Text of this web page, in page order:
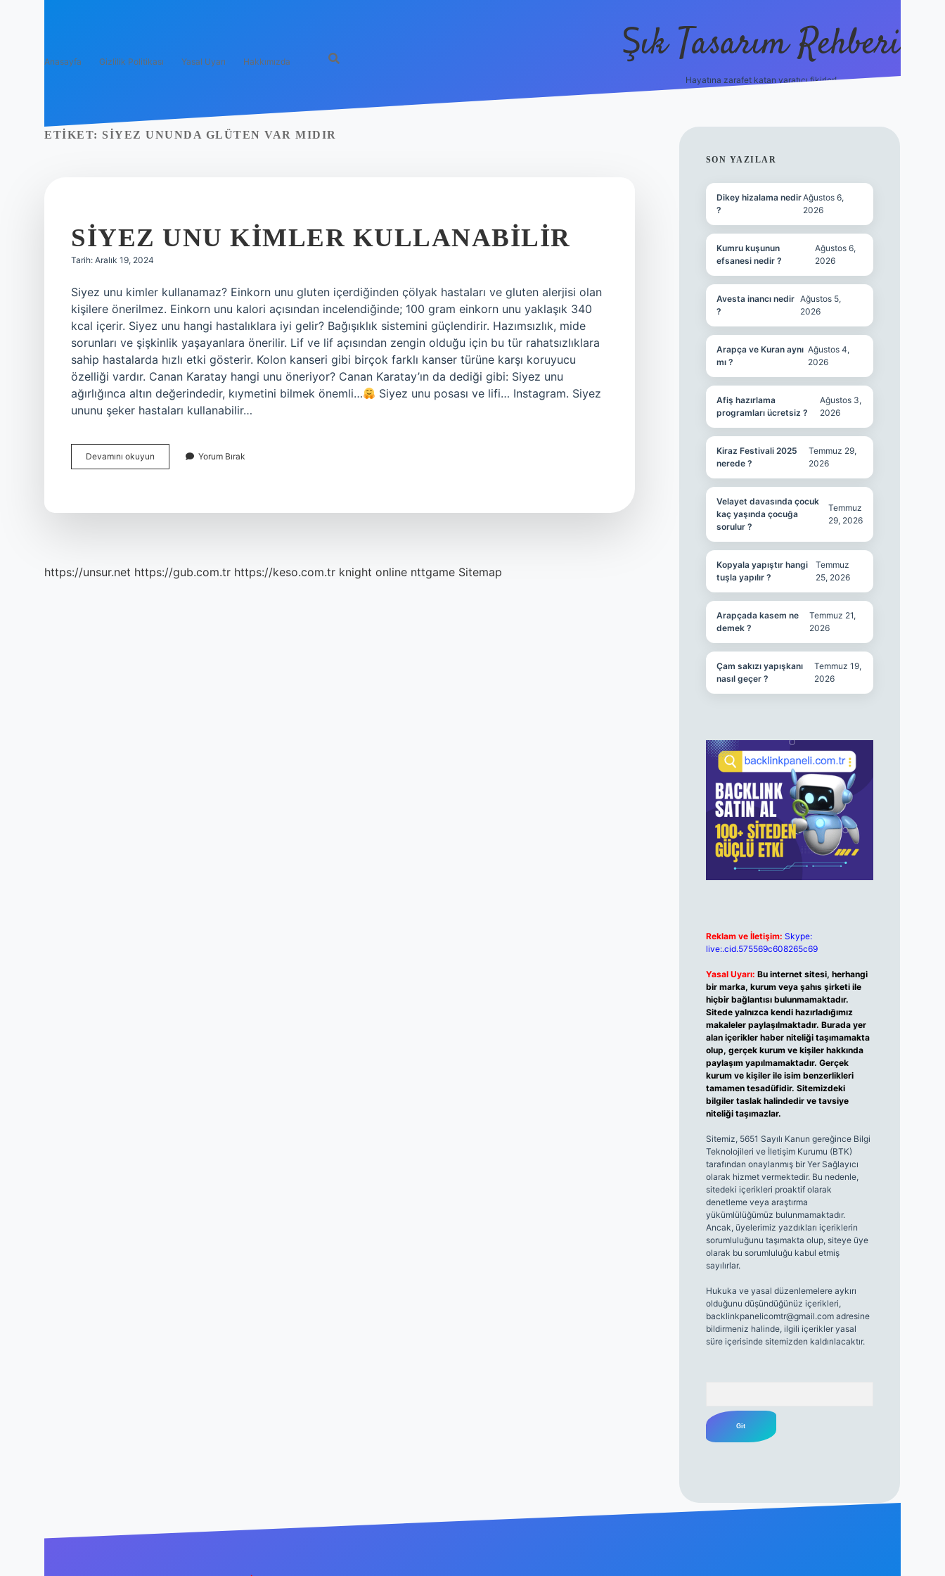
Anasayfa Gizlilik Politikası Yasal Uyarı Hakkımızda Şık Tasarım Rehberi
Hayatına zarafet katan yaratıcı fikirler!
ETIKET: SIYEZ UNUNDA GLÜTEN VAR MIDIR
SIYEZ UNU KIMLER KULLANABILIR
Tarih: Aralık 19, 2024
Siyez unu kimler kullanamaz? Einkorn unu gluten içerdiğinden çölyak hastaları ve gluten alerjisi olan
kişilere önerilmez. Einkorn unu kalori açısından incelendiğinde; 100 gram einkorn unu yaklaşık 340
kcal içerir. Siyez unu hangi hastalıklara iyi gelir? Bağışıklık sistemini güçlendirir. Hazımsızlık, mide
sorunları ve şişkinlik yaşayanlara önerilir. Lif ve lif açısından zengin olduğu için bu tür rahatsızlıklara
sahip hastalarda hızlı etki gösterir. Kolon kanseri gibi birçok farklı kanser türüne karşı koruyucu
özelliği vardır. Canan Karatay hangi unu öneriyor? Canan Karatay’ın da dediği gibi: Siyez unu
ağırlığınca altın değerindedir, kıymetini bilmek önemli…
Siyez unu posası ve lifi… Instagram. Siyez
ununu şeker hastaları kullanabilir…
Devamını okuyun
Unu
Yorum Bırak
https://unsur.net https://gub.com.tr https://keso.com.tr knight online nttgame Sitemap
SIDEBAR
SON YAZILAR
Dikey hizalama nedir
?
Ağustos 6,
2026
Kumru kuşunun
efsanesi nedir ?
Ağustos 6,
2026
Avesta inancı nedir
?
Ağustos 5,
2026
Arapça ve Kuran aynı
mı ?
Ağustos 4,
2026
Afiş hazırlama
programları ücretsiz ?
Ağustos 3,
2026
Kiraz Festivali 2025
nerede ?
Temmuz 29,
2026
Velayet davasında çocuk
kaç yaşında çocuğa
sorulur ?
Temmuz
29, 2026
Kopyala yapıştır hangi
tuşla yapılır ?
Temmuz
25, 2026
Arapçada kasem ne
demek ?
Temmuz 21,
2026
Çam sakızı yapışkanı
nasıl geçer ?
Temmuz 19,
2026
Reklam ve İletişim: Skype:
live:.cid.575569c608265c69
Yasal Uyarı: Bu internet sitesi, herhangi
bir marka, kurum veya şahıs şirketi ile
hiçbir bağlantısı bulunmamaktadır.
Sitede yalnızca kendi hazırladığımız
makaleler paylaşılmaktadır. Burada yer
alan içerikler haber niteliği taşımamakta
olup, gerçek kurum ve kişiler hakkında
paylaşım yapılmamaktadır. Gerçek
kurum ve kişiler ile isim benzerlikleri
tamamen tesadüfidir. Sitemizdeki
bilgiler taslak halindedir ve tavsiye
niteliği taşımazlar.
Sitemiz, 5651 Sayılı Kanun gereğince Bilgi
Teknolojileri ve İletişim Kurumu (BTK)
tarafından onaylanmış bir Yer Sağlayıcı
olarak hizmet vermektedir. Bu nedenle,
sitedeki içerikleri proaktif olarak
denetleme veya araştırma
yükümlülüğümüz bulunmamaktadır.
Ancak, üyelerimiz yazdıkları içeriklerin
sorumluluğunu taşımakta olup, siteye üye
olarak bu sorumluluğu kabul etmiş
sayılırlar.
Hukuka ve yasal düzenlemelere aykırı
olduğunu düşündüğünüz içerikleri,
backlinkpanelicomtr@gmail.comadresine
bildirmeniz halinde, ilgili içerikler yasal
süre içerisinde sitemizden kaldırılacaktır.
vdcasino giriş